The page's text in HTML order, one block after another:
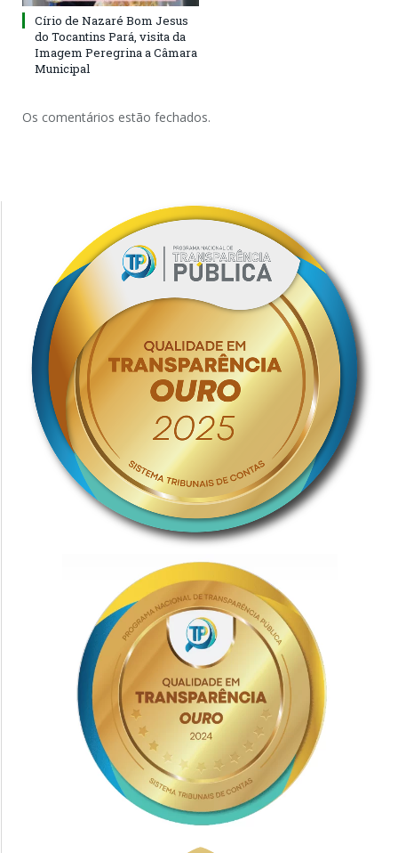
Círio de Nazaré Bom Jesus
do Tocantins Pará, visita da
Imagem Peregrina a Câmara
Municipal
Os comentários estão fechados.